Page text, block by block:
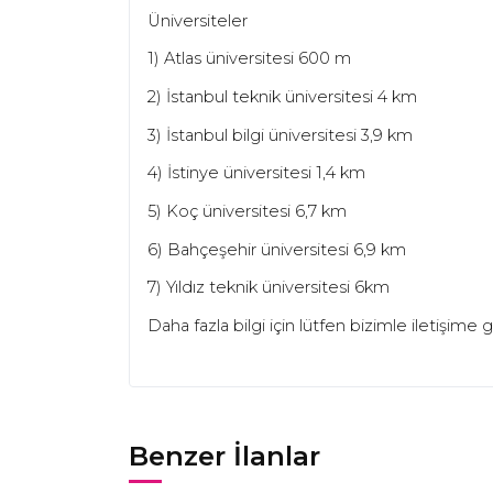
Üniversiteler
1) Atlas üniversitesi 600 m
2) İstanbul teknik üniversitesi 4 km
3) İstanbul bilgi üniversitesi 3,9 km
4) İstinye üniversitesi 1,4 km
5) Koç üniversitesi 6,7 km
6) Bahçeşehir üniversitesi 6,9 km
7) Yıldız teknik üniversitesi 6km
Daha fazla bilgi için lütfen bizimle iletişime
Benzer İlanlar